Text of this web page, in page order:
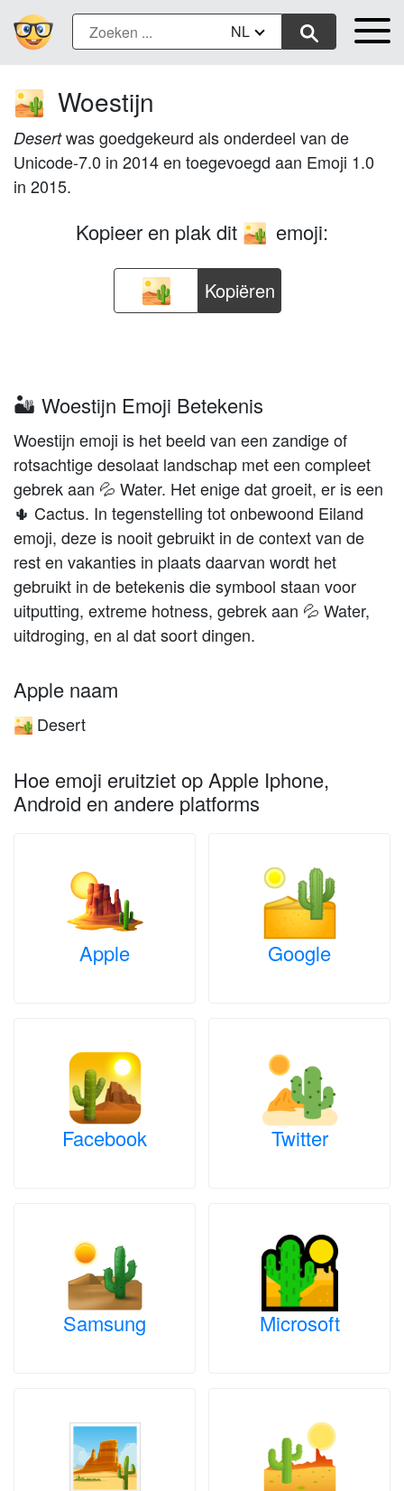
NL
🏜️ Woestijn
Desertwas goedgekeurd als onderdeel van de
Unicode-7.0 in 2014 en toegevoegd aan Emoji 1.0
in 2015.
Kopieer en plak dit 🏜️ emoji:
Kopiëren
🏜️ Woestijn Emoji Betekenis
Woestijn emoji is het beeld van een zandige of
rotsachtige desolaat landschap met een compleet
gebrek aan 💦 Water. Het enige dat groeit, er is een
🌵 Cactus. In tegenstelling tot onbewoond Eiland
emoji, deze is nooit gebruikt in de context van de
rest en vakanties in plaats daarvan wordt het
gebruikt in de betekenis die symbool staan voor
uitputting, extreme hotness, gebrek aan 💦 Water,
uitdroging, en al dat soort dingen.
Apple naam
🏜️ Desert
Hoe emoji eruitziet op Apple Iphone,
Android en andere platforms
Apple Google
Facebook Twitter
Samsung Microsoft